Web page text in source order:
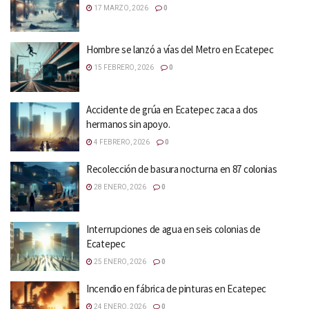
17 MARZO, 2026 0
Hombre se lanzó a vías del Metro en Ecatepec
15 FEBRERO, 2026 0
Accidente de grúa en Ecatepec zaca a dos
hermanos sin apoyo.
4 FEBRERO, 2026 0
Recolección de basura nocturna en 87 colonias
28 ENERO, 2026 0
Interrupciones de agua en seis colonias de
Ecatepec
25 ENERO, 2026 0
Incendio en fábrica de pinturas en Ecatepec
24 ENERO, 2026 0